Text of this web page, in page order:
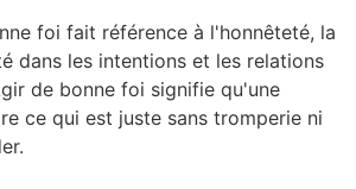
foi fait référence à l'honnêteté, la
dans les intentions et les relations
de bonne foi signifie qu'une
ce qui est juste sans tromperie ni